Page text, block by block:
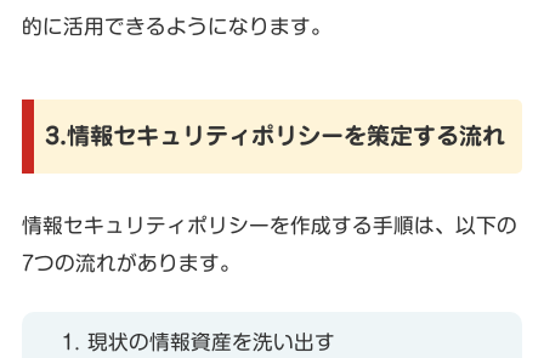
的に活用できるようになります。
3.情報セキュリティポリシーを策定する流れ
情報セキュリティポリシーを作成する手順は、以下の
7つの流れがあります。
現状の情報資産を洗い出す